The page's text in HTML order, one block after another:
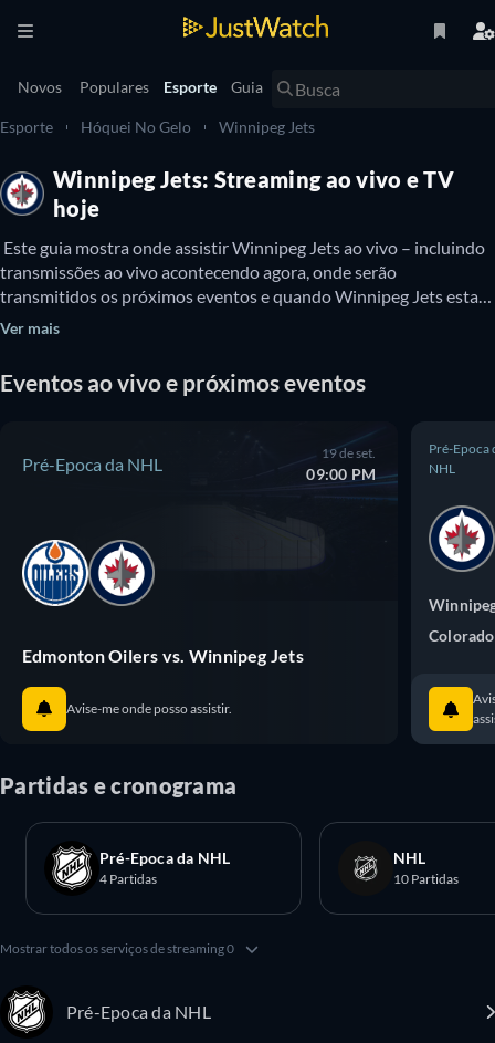
Novos Populares Esporte Guia
Esporte Hóquei No Gelo Winnipeg Jets
Winnipeg Jets: Streaming ao vivo e TV
hoje
Este guia mostra onde assistir Winnipeg Jets ao vivo – incluindo
transmissões ao vivo acontecendo agora, onde serão
transmitidos os próximos eventos e quando Winnipeg Jets estará
disponível para assistir na TV. Você também pode descobrir se há
Ver mais
Eventos ao vivo e próximos eventos
Pré-Epoca da NHL
19 de set.
09:00 PM
Edmonton Oilers vs. Winnipeg Jets
Avise-me onde posso assistir.
Pré-Epoca
NHL
Partidas e cronograma
Pré-Epoca da NHL
4 Partidas
NHL
10 Partidas
Mostrar todos os serviços de streaming 0
Pré-Epoca da NHL